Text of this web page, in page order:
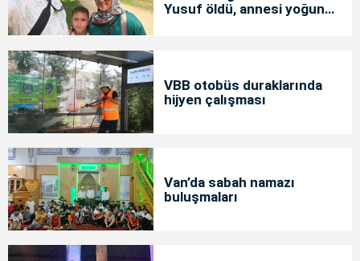
Yusuf öldü, annesi yoğun
VBB otobüs duraklarında
hijyen çalışması
Van’da sabah namazı
buluşmaları